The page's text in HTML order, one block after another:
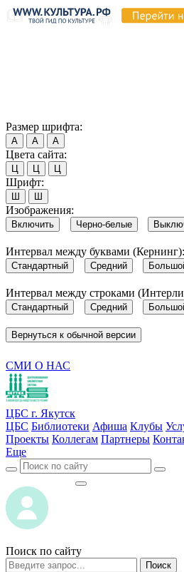
Размер шрифта:
А А А
Цвета сайта:
Ц Ц Ц
Шрифт:
Ш Ш
Изображения:
Включить Черно-белые
Интервал между буквами (Кернинг):
Стандартный Средний
Интервал между строками
Стандартный Средний
Вернуться к обычной версии
СМИ О НАС
ЦБС г. Якутск
ЦБС Библиотеки Афиша Клубы
Проекты Коллегам Партнеры
Еще
Поиск по сайту
Поиск